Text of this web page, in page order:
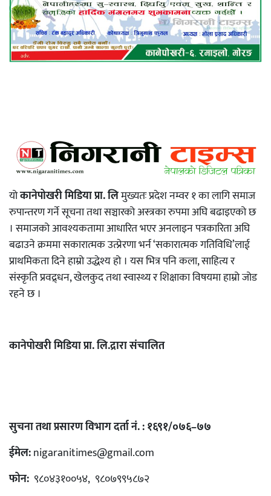
योकानेपोखरी मिडिया प्रा. लिमुख्यतः प्रदेश नम्वर १ का लागि समाज
रुपान्तरण गर्ने सूचना तथा सञ्चारको अस्त्रका रुपमा अघि बढाइएको छ
। समाजको आवश्यकतामा आधारित भएर अनलाइन पत्रकारिता अघि
बढाउने क्रममा सकारात्मक उत्प्रेरणा भर्न ‘सकारात्मक गतिविधि’लाई
प्राथमिकता दिने हाम्रो उद्धेश्य हो । यस भित्र पनि कला, साहित्य र
संस्कृति प्रवद्र्धन, खेलकुद तथा स्वास्थ्य र शिक्षाका विषयमा हाम्रो जोड
रहने छ ।
कानेपोखरी मिडिया प्रा. लि.द्रारा संचालित
सुचना तथा प्रसारण विभाग दर्ता नं. : १६९१/०७६–७७
ईमेल:nigaranitimes@gmail.com
फोन: ९८०४३१००५४, ९८०७९९५८७२